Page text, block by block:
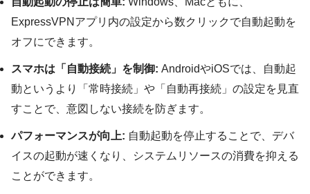
ExpressVPNアプリ内の設定から数クリックで自動起動を
オフにできます。
スマホは「自動接続」を制御: AndroidやiOSでは、自動起
動というより「常時接続」や「自動再接続」の設定を見直
すことで、意図しない接続を防ぎます。
パフォーマンスが向上: 自動起動を停止することで、デバ
イスの起動が速くなり、システムリソースの消費を抑える
ことができます。